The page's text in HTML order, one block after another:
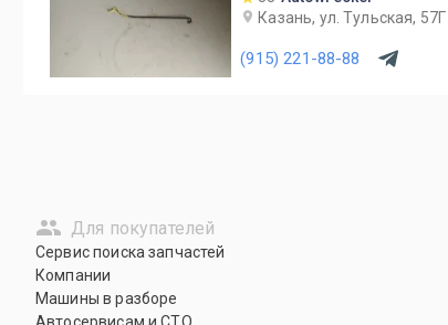
Казань, ул. Тульская, 57Г
(915) 221-88-88
Для покупателей
Сервис поиска запчастей
Компании
Машины в разборе